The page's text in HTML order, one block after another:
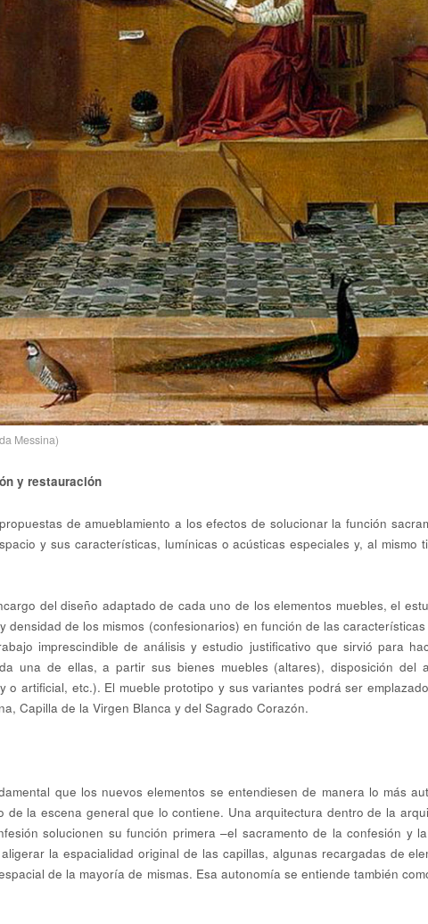
Messina)
y restauración
de amueblamiento a los efectos de solucionar la función
y sus características, lumínicas o acústicas especiales y, al mismo
del diseño adaptado de cada uno de los elementos muebles, el
densidad de los mismos (confesionarios) en función de las
imprescindible de análisis y estudio justificativo que sirvió para
una de ellas, a partir sus bienes muebles (altares), disposición del
o artificial, etc.). El mueble prototipo y sus variantes podrá ser
Capilla de la Virgen Blanca y del Sagrado Corazón.
que los nuevos elementos se entendiesen de manera lo más
de la escena general que lo contiene. Una arquitectura dentro de la
solucionen su función primera –el sacramento de la confesión y
la espacialidad original de las capillas, algunas recargadas de
de la mayoría de mismas. Esa autonomía se entiende también